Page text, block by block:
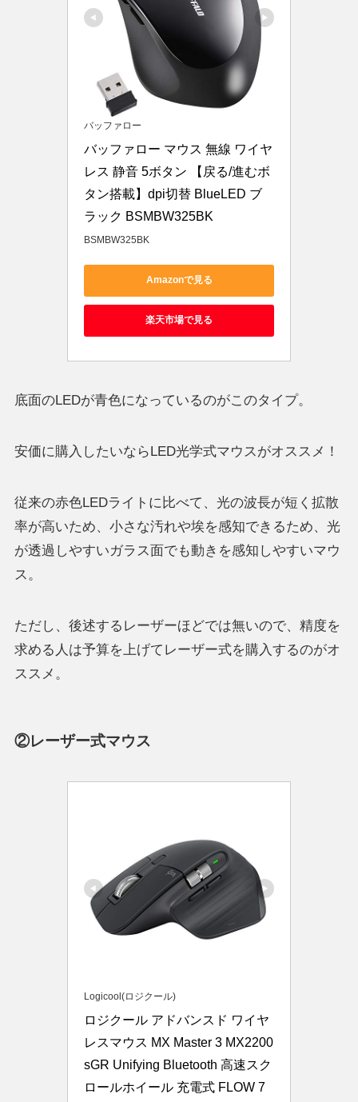
バッファロー
バッファロー マウス 無線 ワイヤ
レス 静音 5ボタン 【戻る/進むボ
タン搭載】dpi切替 BlueLED ブ
ラック BSMBW325BK
BSMBW325BK
Amazonで見る
楽天市場で見る
底面のLEDが青色になっているのがこのタイプ。
安価に購入したいならLED光学式マウスがオススメ！
従来の赤色LEDライトに比べて、光の波長が短く拡散
率が高いため、小さな汚れや埃を感知できるため、光
が透過しやすいガラス面でも動きを感知しやすいマウ
ス。
ただし、後述するレーザーほどでは無いので、精度を
求める人は予算を上げてレーザー式を購入するのがオ
ススメ。
②レーザー式マウス
Logicool(ロジクール)
ロジクール アドバンスド ワイヤ
レスマウス MX Master 3 MX2200
sGR Unifying Bluetooth 高速スク
ロールホイール 充電式 FLOW 7